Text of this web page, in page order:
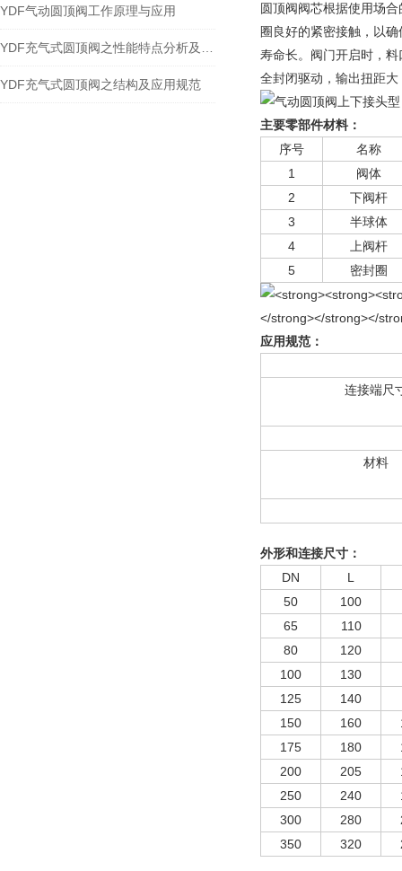
YDF气动圆顶阀工作原理与应用
YDF充气式圆顶阀之结构及应用规范
圆顶阀阀芯根据使用场
圈良好的紧密接触，以
寿命长。阀门开启时，
全封闭驱动，输出扭距
主要零部件材料：
序号
名称
1
阀体
2
下阀杆
3
半球体
4
上阀杆
5
密封圈
应用规范：
连接端尺
材料
外形和连接尺寸：
DN
L
50
100
65
110
80
120
100
130
125
140
150
160
175
180
200
205
250
240
300
280
350
320